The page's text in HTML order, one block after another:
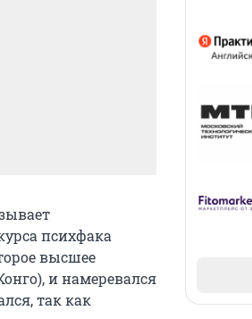
психфака
высшее
и намеревался
так как